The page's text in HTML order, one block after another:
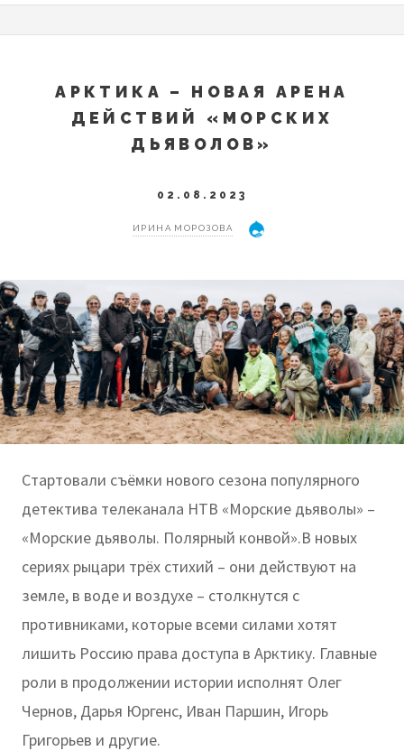
АРКТИКА – НОВАЯ АРЕНА
ДЕЙСТВИЙ «МОРСКИХ
ДЬЯВОЛОВ»
02.08.2023
ИРИНА МОРОЗОВА
Стартовали съёмки нового сезона популярного
детектива телеканала НТВ «Морские дьяволы» –
«Морские дьяволы. Полярный конвой».В новых
сериях рыцари трёх стихий – они действуют на
земле, в воде и воздухе – столкнутся с
противниками, которые всеми силами хотят
лишить Россию права доступа в Арктику. Главные
роли в продолжении истории исполнят Олег
Чернов, Дарья Юргенс, Иван Паршин, Игорь
Григорьев и другие.